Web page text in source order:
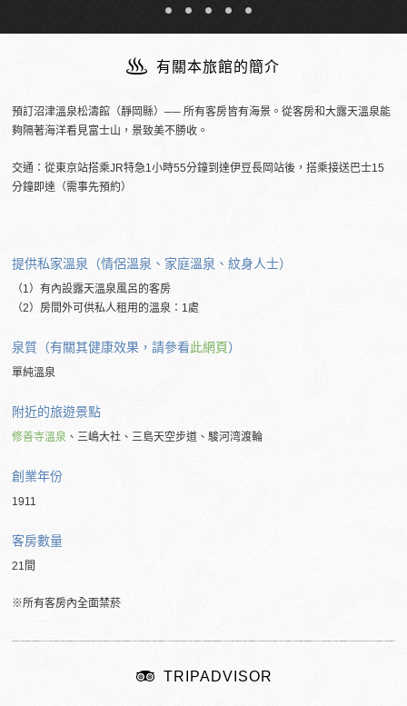
有關本旅館的簡介
預訂沼津溫泉松濤館（靜岡縣）── 所有客房皆有海景。從客房和大露天溫泉能
夠隔著海洋看見富士山，景致美不勝收。
交通：從東京站搭乘JR特急1小時55分鐘到達伊豆長岡站後，搭乘接送巴士15
分鐘即達（需事先預約）
提供私家溫泉（情侶溫泉、家庭溫泉、紋身人士）
（1）有內設露天溫泉風呂的客房
（2）房間外可供私人租用的溫泉：1處
泉質（有關其健康效果，請參看此網頁）
單純溫泉
附近的旅遊景點
修善寺溫泉 、三嶋大社、三島天空步道、駿河湾渡輪
創業年份
1911
客房數量
21間
※所有客房內全面禁菸
TRIPADVISOR